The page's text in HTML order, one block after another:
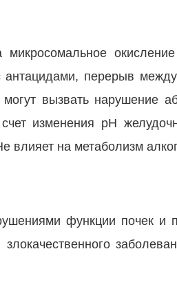
антацидами, перерыв
вызвать нарушение
изменения pH
влияет на метаболизм
функции почек и